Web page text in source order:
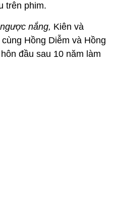
trên phim.
nắng, Kiên và
Hồng Diễm và Hồng
đầu sau 10 năm làm